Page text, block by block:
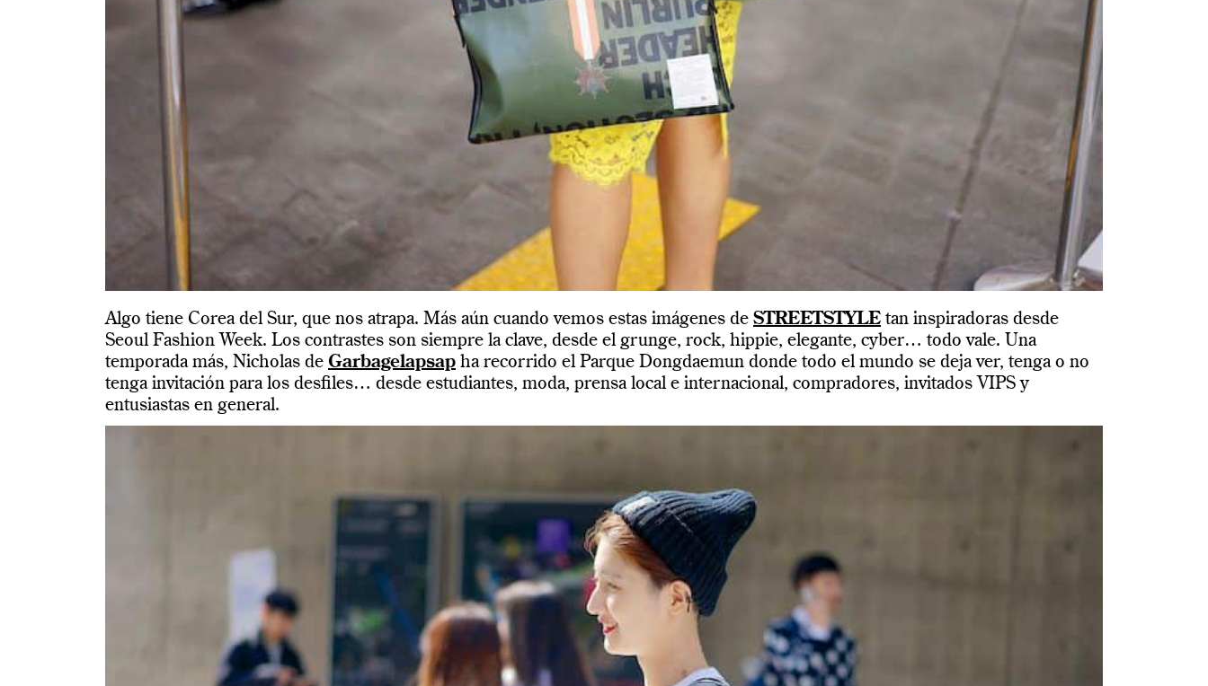
Algo tiene Corea del Sur, que nos atrapa. Más aún cuando vemos estas imágenes de STREETSTYLE tan inspiradoras desde
Seoul Fashion Week. Los contrastes son siempre la clave, desde el grunge, rock, hippie, elegante, cyber… todo vale. Una
temporada más, Nicholas de Garbagelapsap ha recorrido el Parque Dongdaemun donde todo el mundo se deja ver, tenga o no
tenga invitación para los desfiles… desde estudiantes, moda, prensa local e internacional, compradores, invitados VIPS y
entusiastas en general.